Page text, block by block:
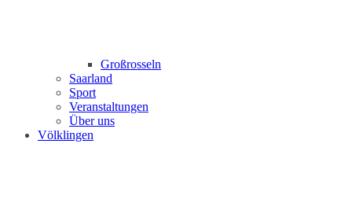
Großrosseln
Saarland
Sport
Veranstaltungen
Über uns
Völklingen